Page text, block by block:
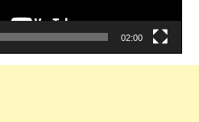
02:00